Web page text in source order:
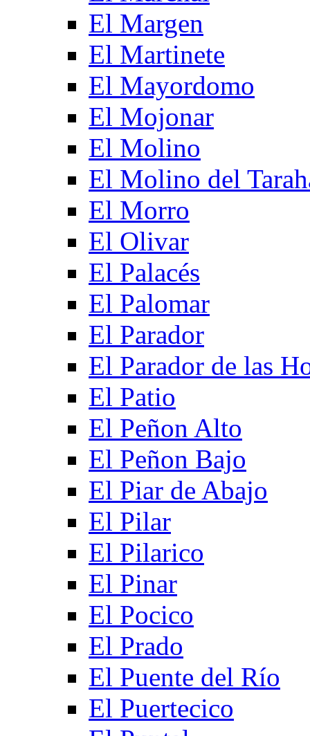
El Margen
El Martinete
El Mayordomo
El Mojonar
El Molino
El Molino del
El Morro
El Olivar
El Palacés
El Palomar
El Parador
El Parador de las
El Patio
El Peñon Alto
El Peñon Bajo
El Piar de Abajo
El Pilar
El Pilarico
El Pinar
El Pocico
El Prado
El Puente del Río
El Puertecico